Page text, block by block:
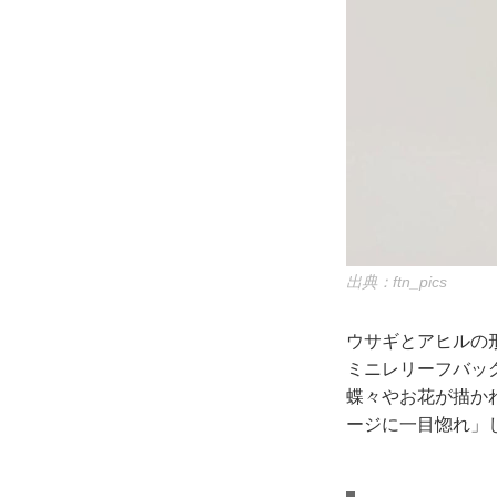
出典：ftn_pics
ウサギとアヒル
ミニレリーフバ
蝶々やお花が描か
ージに一目惚れ」